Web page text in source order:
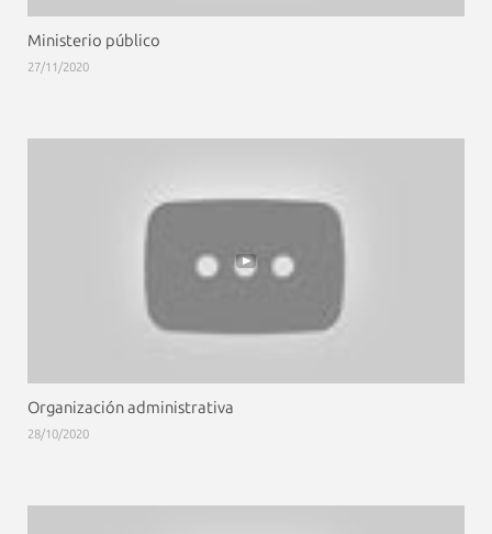
Ministerio público
27/11/2020
Organización administrativa
28/10/2020